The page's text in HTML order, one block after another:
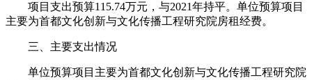
项目支出预算115.74万元，与2021年持平。单位预算项目
主要为首都文化创新与文化传播工程研究院房租经费。
三、主要支出情况
单位预算项目主要为首都文化创新与文化传播工程研究院